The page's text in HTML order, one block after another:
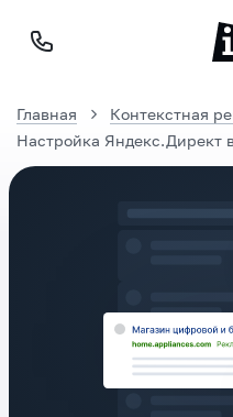
Главная
Контекстная
Настройка Яндекс.Директ